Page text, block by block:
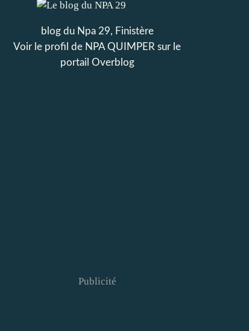
blog du Npa 29, Finistère
Voir le profil de NPA QUIMPER sur le
portail Overblog
Publicité